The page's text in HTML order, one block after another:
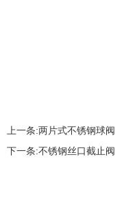
上一条:两片式不锈钢球阀
下一条:不锈钢丝口截止阀